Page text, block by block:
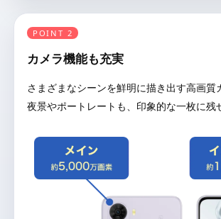
POINT 2
カメラ機能も充実
さまざまなシーンを鮮明に描き出す高画質
夜景やポートレートも、印象的な一枚に残